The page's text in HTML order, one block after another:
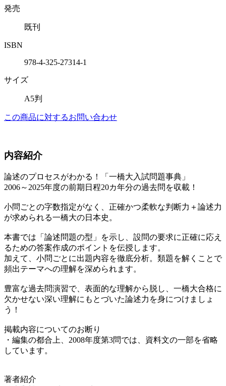
発売
既刊
ISBN
978-4-325-27314-1
サイズ
A5判
この商品に対するお問い合わせ
内容紹介
論述のプロセスがわかる！「一橋大入試問題事典」
2006～2025年度の前期日程20カ年分の過去問を収載！
小問ごとの字数指定がなく、正確かつ柔軟な判断力＋論述力
が求められる一橋大の日本史。
本書では「論述問題の型」を示し、設問の要求に正確に応え
るための答案作成のポイントを伝授します。
加えて、小問ごとに出題内容を徹底分析。類題を解くことで
頻出テーマへの理解を深められます。
豊富な過去問演習で、表面的な理解から脱し、一橋大合格に
欠かせない深い理解にもとづいた論述力を身につけましょ
う！
掲載内容についてのお断り
・編集の都合上、2008年度第3問では、資料文の一部を省略
しています。
著者紹介